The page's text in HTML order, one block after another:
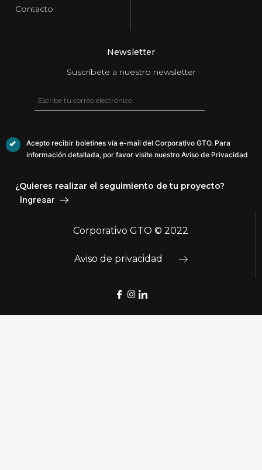
Contacto
Newsletter
Suscríbete a nuestro newsletter
Acepto recibir boletines vía e-mail del Corporativo GTO. Para
información detallada, por favor visite nuestro Aviso de Privacidad
¿Quieres realizar el seguimiento de tu proyecto?
Ingresar
Corporativo GTO © 2022
Aviso de privacidad